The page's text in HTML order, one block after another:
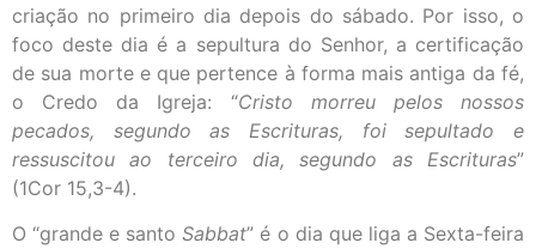
criação no primeiro dia depois do sábado. Por isso, o
foco deste dia é a sepultura do Senhor, a certificação
de sua morte e que pertence à forma mais antiga da fé,
o Credo da Igreja: “Cristo morreu pelos nossos
pecados, segundo as Escrituras, foi sepultado e
ressuscitou ao terceiro dia, segundo as Escrituras”
(1Cor 15,3-4).
O “grande e santoSabbat” é o dia que liga a Sexta-feira